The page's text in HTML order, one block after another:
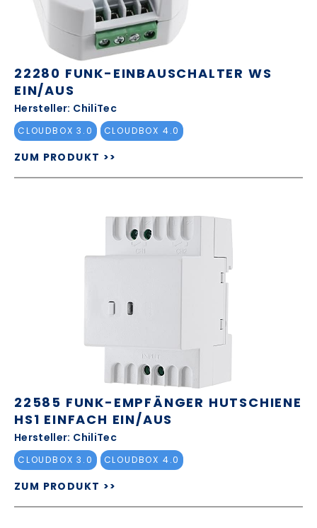
22280 FUNK-EINBAUSCHALTER WS
EIN/AUS
Hersteller: ChiliTec
CLOUDBOX 3.0 CLOUDBOX 4.0
ZUM PRODUKT >>
22585 FUNK-EMPFÄNGER HUTSCHIENE
HS1 EINFACH EIN/AUS
Hersteller: ChiliTec
CLOUDBOX 3.0 CLOUDBOX 4.0
ZUM PRODUKT >>